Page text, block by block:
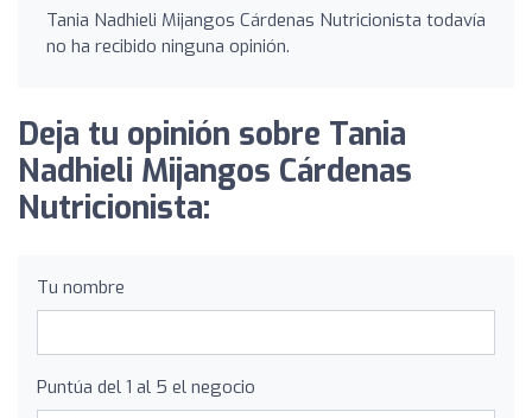
Tania Nadhieli Mijangos Cárdenas Nutricionista todavía
no ha recibido ninguna opinión.
Deja tu opinión sobre Tania
Nadhieli Mijangos Cárdenas
Nutricionista:
Tu nombre
Puntúa del 1 al 5 el negocio